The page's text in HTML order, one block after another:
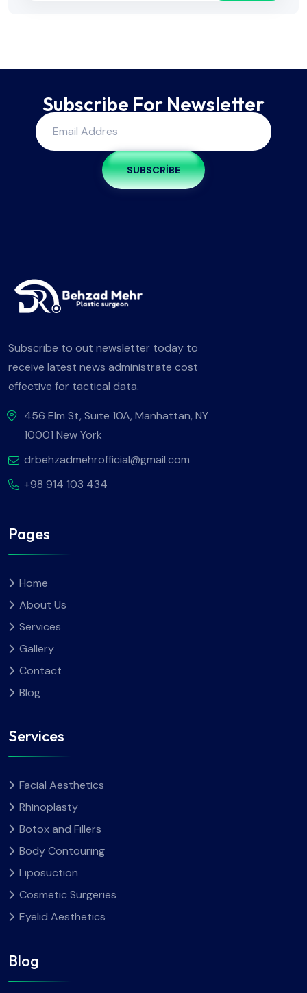
Subscribe For Newsletter
SUBSCRIBE
Subscribe to out newsletter today to
receive latest news administrate cost
effective for tactical data.
456 Elm St, Suite 10A, Manhattan, NY
10001 New York
drbehzadmehrofficial@gmail.com
+98 914 103 434
Pages
Home
About Us
Services
Gallery
Contact
Blog
Services
Facial Aesthetics
Rhinoplasty
Botox and Fillers
Body Contouring
Liposuction
Cosmetic Surgeries
Eyelid Aesthetics
Blog